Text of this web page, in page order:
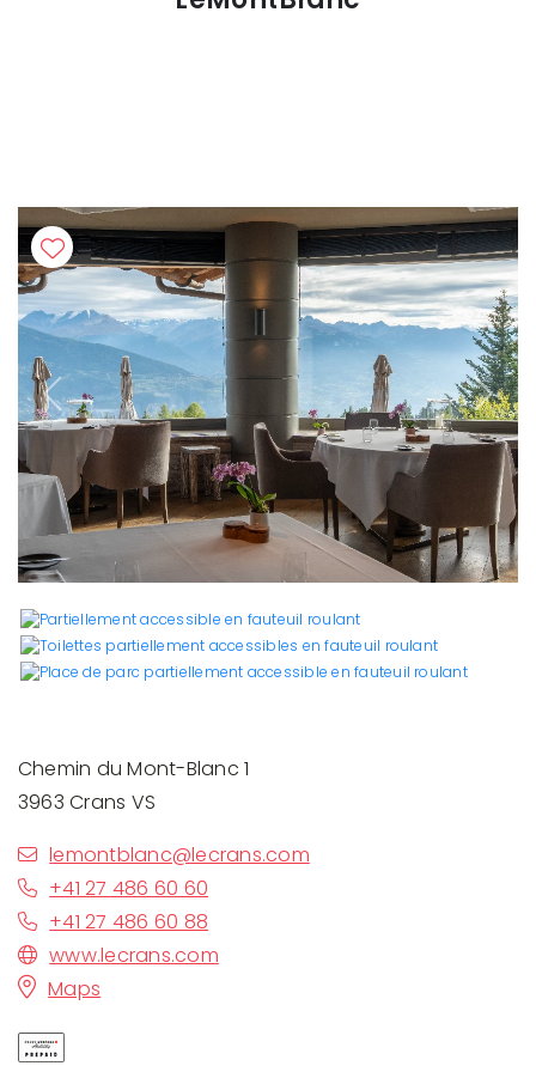
Previous Next
Chemin du Mont-Blanc 1
3963 Crans VS
lemontblanc@lecrans.com
+41 27 486 60 60
+41 27 486 60 88
www.lecrans.com
Maps